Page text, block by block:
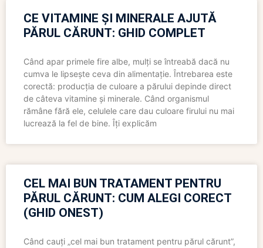
CE VITAMINE ȘI MINERALE AJUTĂ
PĂRUL CĂRUNT: GHID COMPLET
Când apar primele fire albe, mulți se întreabă dacă nu
cumva le lipsește ceva din alimentație. Întrebarea este
corectă: producția de culoare a părului depinde direct
de câteva vitamine și minerale. Când organismul
rămâne fără ele, celulele care dau culoare firului nu mai
lucrează la fel de bine. Îți explicăm
CEL MAI BUN TRATAMENT PENTRU
PĂRUL CĂRUNT: CUM ALEGI CORECT
(GHID ONEST)
Când cauți „cel mai bun tratament pentru părul cărunt”,